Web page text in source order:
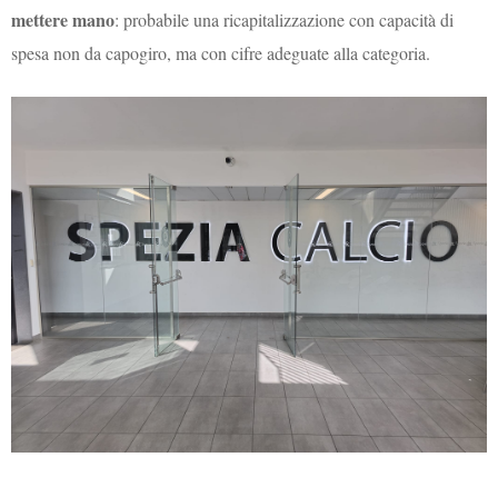
mettere mano: probabile una ricapitalizzazione con capacità di
spesa non da capogiro, ma con cifre adeguate alla categoria.